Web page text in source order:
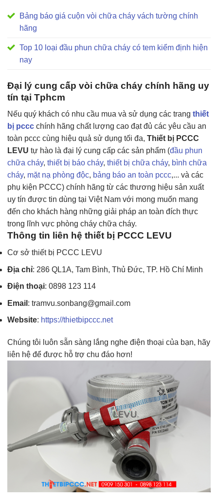
Bảng báo giá cuộn vòi chữa cháy vách tường chính
hãng
Top 10 loại đầu phun chữa cháy có tem kiểm định hiện
nay
Đại lý cung cấp vòi chữa cháy chính hãng uy
tín tại Tphcm
Nếu quý khách có nhu cầu mua và sử dụng các trang thiết
bị pccc chính hãng chất lượng cao đạt đủ các yêu cầu an
toàn pccc cùng hiệu quả sử dụng tối đa, Thiết bị PCCC
LEVU tự hào là đại lý cung cấp các sản phẩm (đầu phun
chữa cháy, thiết bị báo cháy, thiết bị chữa cháy, bình chữa
cháy, mặt nạ phòng độc, bảng báo an toàn pccc,... và các
phụ kiện PCCC) chính hãng từ các thương hiệu sản xuất
uy tín được tin dùng tại Việt Nam với mong muốn mang
đến cho khách hàng những giải pháp an toàn đích thực
trong lĩnh vực phòng cháy chữa cháy.
Thông tin liên hệ thiết bị PCCC LEVU
Cơ sở thiết bị PCCC LEVU
Địa chỉ: 286 QL1A, Tam Bình, Thủ Đức, TP. Hồ Chí Minh
Điện thoại: 0898 123 114
Email : tramvu.sonbang@gmail.com
Website: https://thietbipccc.net
Chúng tôi luôn sẵn sàng lắng nghe điện thoại của bạn, hãy
liên hệ để được hỗ trợ chu đáo hơn!